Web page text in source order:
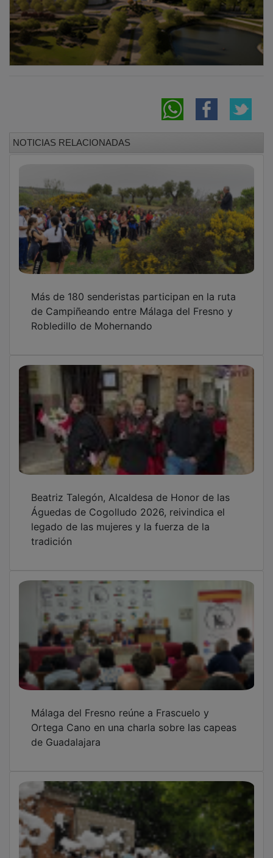
de Campiñeando entre Málaga del Fresno y
Robledillo de Mohernando
Águedas de Cogolludo 2026, reivindica el
legado de las mujeres y la fuerza de la
tradición
Ortega Cano en una charla sobre las capeas
de Guadalajara